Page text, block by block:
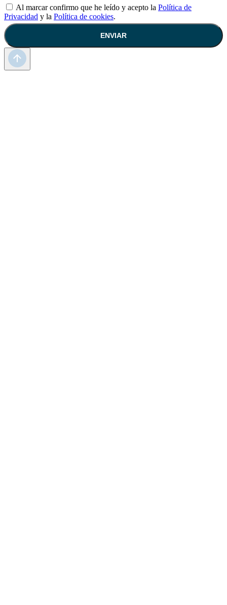
Al marcar confirmo que he leído y acepto la Política de
Privacidad y la Política de cookies.
ENVIAR